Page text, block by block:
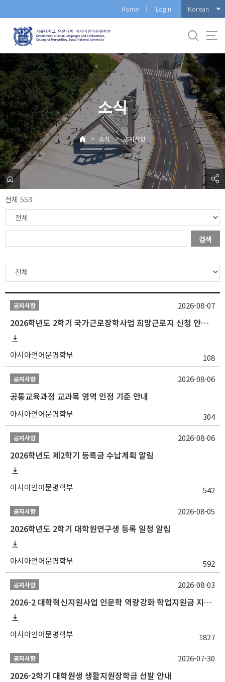
로
메
뉴
Home Login Korean
소식
> 소식 > 공지사항
전체 553
검색
공지사항
2026학년도 2학기 국가근로장학사업 희망근로지 신청 안내
아시아언어문명학부 108
2026-08-07
공지사항
공통교육과정 교과목 영역 인정 기준 안내
아시아언어문명학부 304
2026-08-06
공지사항
2026학년도 제2학기 등록금 수납계획 알림
아시아언어문명학부 542
2026-08-06
공지사항
2026학년도 2학기 대학원연구생 등록 일정 알림
아시아언어문명학부 592
2026-08-05
공지사항
2026-2 대학혁신지원사업 인문학 역량강화 학업지원금 지원 선발 안내 (학/석/박사)
아시아언어문명학부 1827
2026-08-03
공지사항
2026-2학기 대학원생 생활지원장학금 선발 안내
2026-07-30